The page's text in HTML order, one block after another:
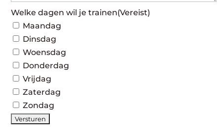
Welke dagen wil je trainen(Vereist)
Maandag
Dinsdag
Woensdag
Donderdag
Vrijdag
Zaterdag
Zondag